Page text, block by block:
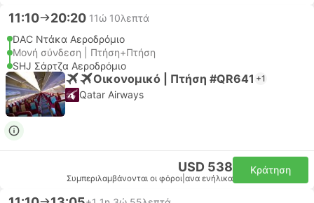
11:10 20:20 11ώ 10λεπτά
DAC Ντάκα Αεροδρόμιο
Μονή σύνδεση | Πτήση+Πτήση
SHJ Σάρτζα Αεροδρόμιο
Οικονομικό | Πτήση #QR641 +1
Qatar Airways
USD 538
Συμπεριλαμβάνονται οι φόροι ανα ενήλικα
Κράτηση